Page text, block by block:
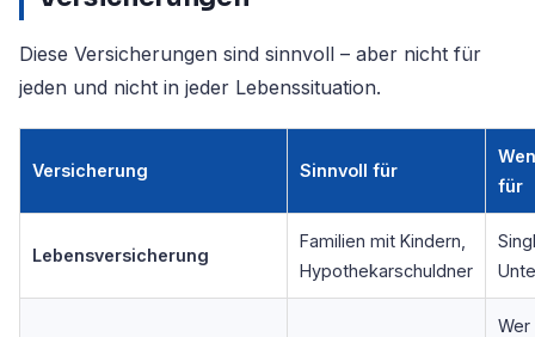
Diese Versicherungen sind sinnvoll – aber nicht für
jeden und nicht in jeder Lebenssituation.
Versicherung Sinnvoll für
für
Lebensversicherung
Familien mit Kindern,
Hypothekarschuldner